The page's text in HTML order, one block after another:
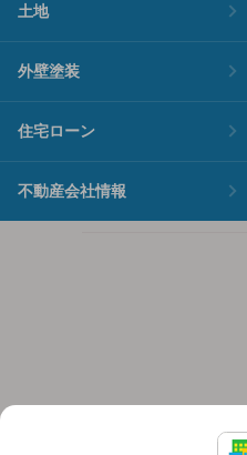
土地
外壁塗装
住宅ローン
不動産会社情報